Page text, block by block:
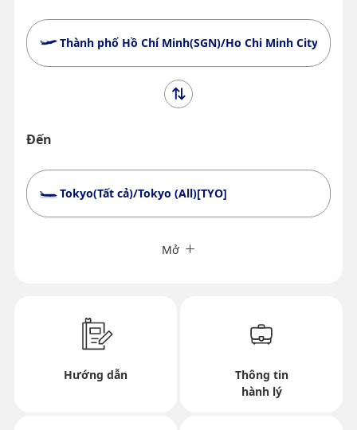
Thành phố Hồ Chí Minh(SGN)/Ho Chi Minh City
Đến
Tokyo(Tất cả)/Tokyo (All)[TYO]
Khung ngày và giờ khởi hành cho hành
Mở
Hướng dẫn
Thông tin
hành lý